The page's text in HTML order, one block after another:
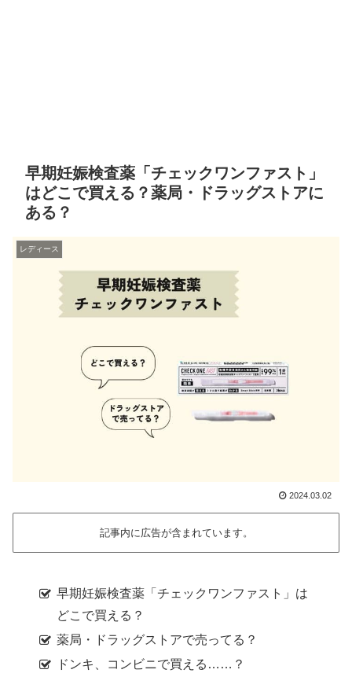
早期妊娠検査薬「チェックワンファスト」
はどこで買える？薬局・ドラッグストアに
ある？
レディース
2024.03.02
記事内に広告が含まれています。
早期妊娠検査薬「チェックワンファスト」は
どこで買える？
薬局・ドラッグストアで売ってる？
ドンキ、コンビニで買える……？